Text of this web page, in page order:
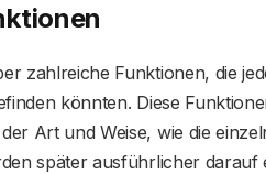
zahlreiche Funktionen, die
könnten. Diese
Art und Weise, wie die
später ausführlicher darauf